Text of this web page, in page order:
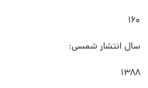
160
سال انتشار شمسی:
1388